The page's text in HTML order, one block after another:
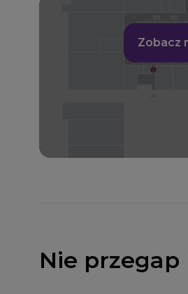
Zobacz
Nie